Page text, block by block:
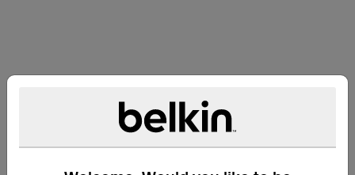
Ondersteuning